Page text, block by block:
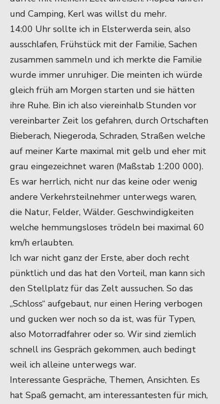
und Camping, Kerl was willst du mehr.
14:00 Uhr sollte ich in Elsterwerda sein, also
ausschlafen, Frühstück mit der Familie, Sachen
zusammen sammeln und ich merkte die Familie
wurde immer unruhiger. Die meinten ich würde
gleich früh am Morgen starten und sie hätten
ihre Ruhe. Bin ich also viereinhalb Stunden vor
vereinbarter Zeit los gefahren, durch Ortschaften
Bieberach, Niegeroda, Schraden, Straßen welche
auf meiner Karte maximal mit gelb und eher mit
grau eingezeichnet waren (Maßstab 1:200 000).
Es war herrlich, nicht nur das keine oder wenig
andere Verkehrsteilnehmer unterwegs waren,
die Natur, Felder, Wälder. Geschwindigkeiten
welche hemmungsloses trödeln bei maximal 60
km/h erlaubten.
Ich war nicht ganz der Erste, aber doch recht
pünktlich und das hat den Vorteil, man kann sich
den Stellplatz für das Zelt aussuchen. So das
„Schloss“ aufgebaut, nur einen Hering verbogen
und gucken wer noch so da ist, was für Typen,
also Motorradfahrer oder so. Wir sind ziemlich
schnell ins Gespräch gekommen, auch bedingt
weil ich alleine unterwegs war.
Interessante Gespräche, Themen, Ansichten. Es
hat Spaß gemacht, am interessantesten für mich,